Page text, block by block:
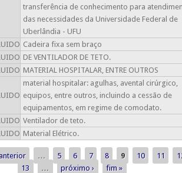
transferência de conhecimento para
das necessidades da Universidade Federal de
Uberlândia - UFU
Cadeira fixa sem braço
DE VENTILADOR DE TETO.
MATERIAL HOSPITALAR, ENTRE OUTROS
material hospitalar: agulhas, avental cirúrgico,
equipos, entre outros, incluindo a cessão de
equipamentos, em regime de comodato.
Ventilador de teto.
Material Elétrico.
… 5 6 7 8 9 10 11
13
… próximo › fim »